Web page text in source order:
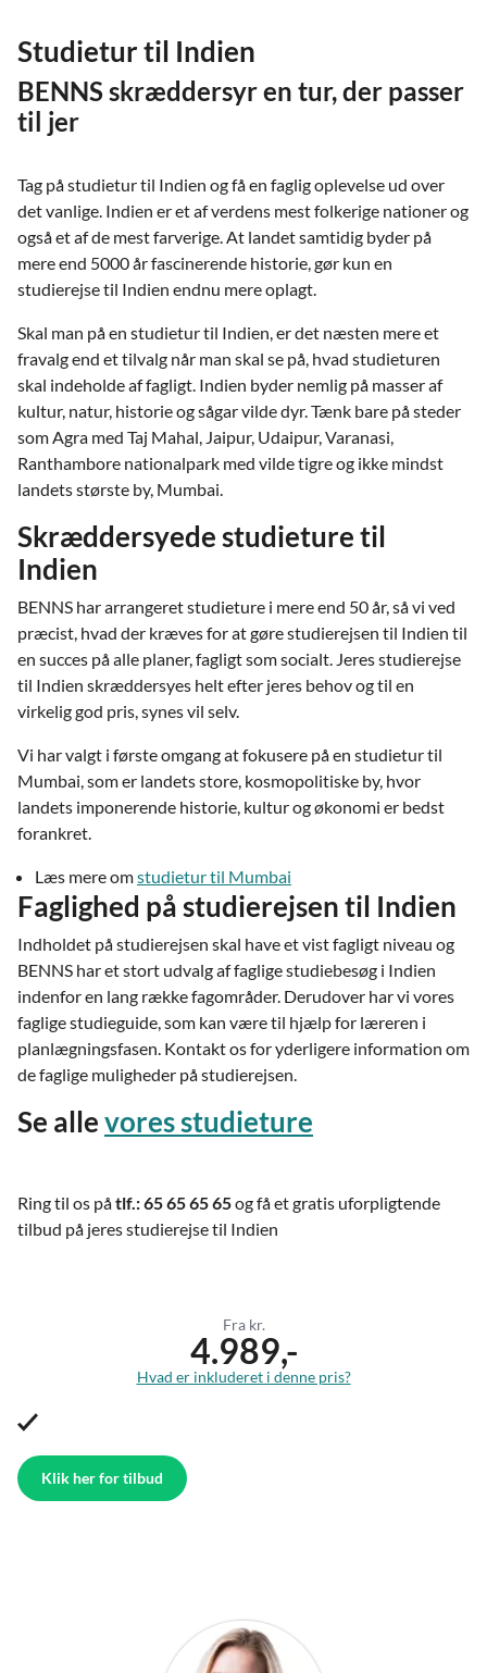
Studietur til Indien
BENNS skræddersyr en tur, der passer
til jer
Tag på studietur til Indien og få en faglig oplevelse ud over
det vanlige. Indien er et af verdens mest folkerige nationer og
også et af de mest farverige. At landet samtidig byder på
mere end 5000 år fascinerende historie, gør kun en
studierejse til Indien endnu mere oplagt.
Skal man på en studietur til Indien, er det næsten mere et
fravalg end et tilvalg når man skal se på, hvad studieturen
skal indeholde af fagligt. Indien byder nemlig på masser af
kultur, natur, historie og sågar vilde dyr. Tænk bare på steder
som Agra med Taj Mahal, Jaipur, Udaipur, Varanasi,
Ranthambore nationalpark med vilde tigre og ikke mindst
landets største by, Mumbai.
Skræddersyede studieture til
Indien
BENNS har arrangeret studieture i mere end 50 år, så vi ved
præcist, hvad der kræves for at gøre studierejsen til Indien til
en succes på alle planer, fagligt som socialt. Jeres studierejse
til Indien skræddersyes helt efter jeres behov og til en
virkelig god pris, synes vil selv.
Vi har valgt i første omgang at fokusere på en studietur til
Mumbai, som er landets store, kosmopolitiske by, hvor
landets imponerende historie, kultur og økonomi er bedst
forankret.
Læs mere omstudietur til Mumbai
Faglighed på studierejsen til Indien
Indholdet på studierejsen skal have et vist fagligt niveau og
BENNS har et stort udvalg af faglige studiebesøg i Indien
indenfor en lang række fagområder. Derudover har vi vores
faglige studieguide, som kan være til hjælp for læreren i
planlægningsfasen. Kontakt os for yderligere information om
de faglige muligheder på studierejsen.
Se allevores studieture
Ring til os påtlf.: 65 65 65 65og få et gratis uforpligtende
tilbud på jeres studierejse til Indien
Fra kr.
4.989,-
Hvad er inkluderet i denne pris?
Klik her for tilbud